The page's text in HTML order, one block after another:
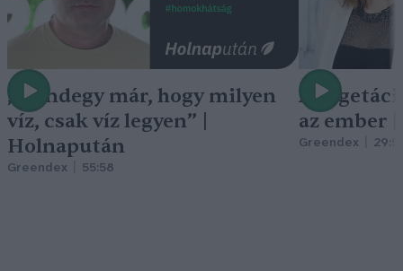
„Mindegy már, hogy milyen
víz, csak víz legyen” |
Holnapután
Greendex 55:58
A
az ember
Greendex